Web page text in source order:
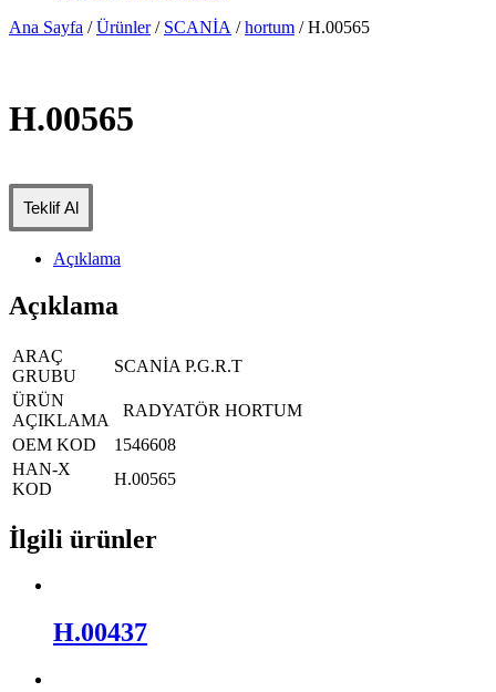
Ana Sayfa /Ürünler/ SCANİA /hortum / H.00565
H.00565
Teklif Al
Açıklama
Açıklama
ARAÇ
GRUBU
SCANİA P.G.R.T
ÜRÜN
AÇIKLAMA
RADYATÖR HORTUM
OEM KOD
1546608
HAN-X
KOD
H.00565
İlgili ürünler
H.00437